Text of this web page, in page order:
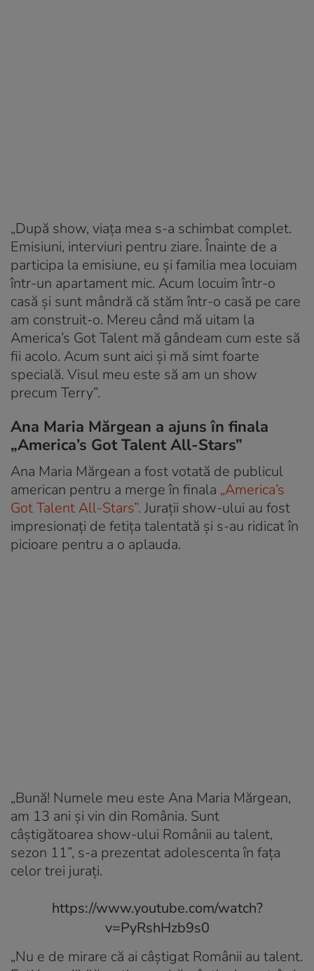
„După show, viața mea s-a schimbat complet.
Emisiuni, interviuri pentru ziare. Înainte de a
participa la emisiune, eu și familia mea locuiam
într-un apartament mic. Acum locuim într-o
casă și sunt mândră că stăm într-o casă pe care
am construit-o. Mereu când mă uitam la
America’s Got Talent mă gândeam cum este să
fii acolo. Acum sunt aici și mă simt foarte
specială. Visul meu este să am un show
precum Terry”.
Ana Maria Mărgean a ajuns în finala
„America’s Got Talent All-Stars”
Ana Maria Mărgean a fost votată de publicul
american pentru a merge în finala „America’s
Got Talent All-Stars”. Jurații show-ului au fost
impresionați de fetița talentată și s-au ridicat în
picioare pentru a o aplauda.
„Bună! Numele meu este Ana Maria Mărgean,
am 13 ani și vin din România. Sunt
câștigătoarea show-ului Românii au talent,
sezon 11”, s-a prezentat adolescenta în fața
celor trei jurați.
https://www.youtube.com/watch?
v=PyRshHzb9s0
„Nu e de mirare că ai câștigat Românii au talent.